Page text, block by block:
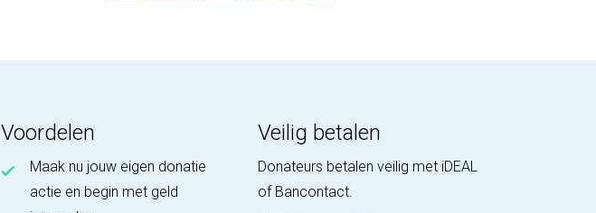
Voordelen
Maak nu jouw eigen donatie
actie en begin met geld
Veilig betalen
Donateurs betalen veilig met iDEAL
of Bancontact.